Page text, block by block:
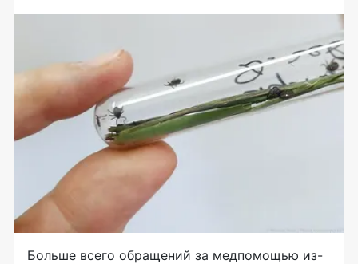
Больше всего обращений за медпомощью из-